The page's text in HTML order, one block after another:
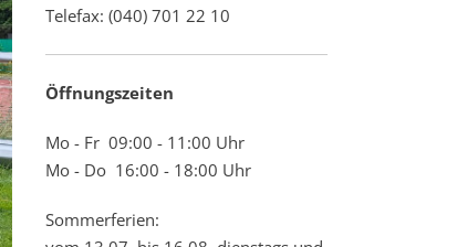
Telefax: (040) 701 22 10
Öffnungszeiten
Mo - Fr 09:00 - 11:00 Uhr
Mo - Do 16:00 - 18:00 Uhr
Sommerferien: